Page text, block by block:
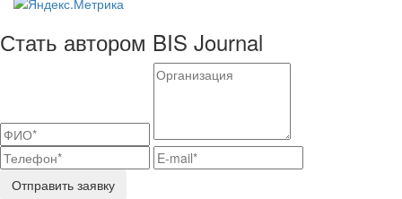
Стать автором BIS Journal
Отправить заявку